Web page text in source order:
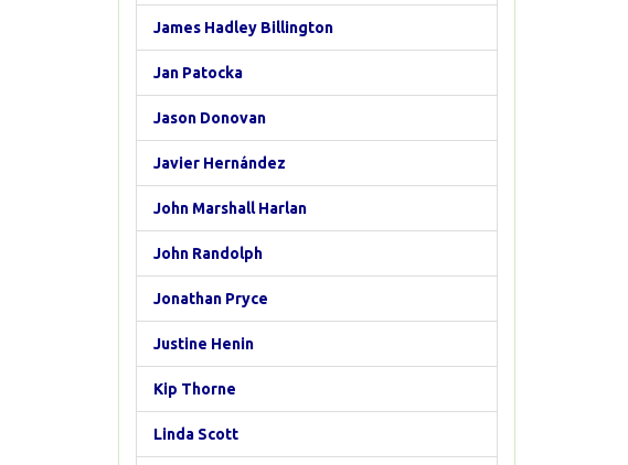
James Hadley Billington
Jan Patocka
Jason Donovan
Javier Hernández
John Marshall Harlan
John Randolph
Jonathan Pryce
Justine Henin
Kip Thorne
Linda Scott